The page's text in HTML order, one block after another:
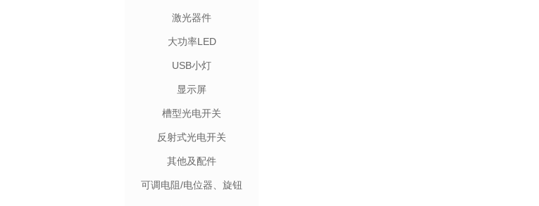
激光器件
大功率LED
USB小灯
显示屏
槽型光电开关
反射式光电开关
其他及配件
可调电阻/电位器、旋钮